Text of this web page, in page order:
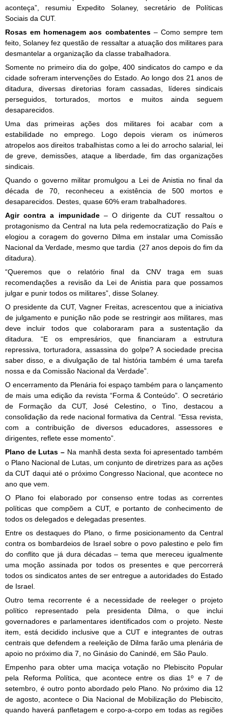
aconteça”, resumiu Expedito Solaney, secretário de Políticas
Sociais da CUT.
Rosas em homenagem aos combatentes– Como sempre tem
feito, Solaney fez questão de ressaltar a atuação dos militares para
desmantelar a organização da classe trabalhadora.
Somente no primeiro dia do golpe, 400 sindicatos do campo e da
cidade sofreram intervenções do Estado. Ao longo dos 21 anos de
ditadura, diversas diretorias foram cassadas, líderes sindicais
perseguidos, torturados, mortos e muitos ainda seguem
desaparecidos.
Uma das primeiras ações dos militares foi acabar com a
estabilidade no emprego. Logo depois vieram os inúmeros
atropelos aos direitos trabalhistas como a lei do arrocho salarial, lei
de greve, demissões, ataque a liberdade, fim das organizações
sindicais.
Quando o governo militar promulgou a Lei de Anistia no final da
década de 70, reconheceu a existência de 500 mortos e
desaparecidos. Destes, quase 60% eram trabalhadores.
Agir contra a impunidade – O dirigente da CUT ressaltou o
protagonismo da Central na luta pela redemocratização do País e
elogiou a coragem do governo Dilma em instalar uma Comissão
Nacional da Verdade, mesmo que tardia (27 anos depois do fim da
ditadura).
“Queremos que o relatório final da CNV traga em suas
recomendações a revisão da Lei de Anistia para que possamos
julgar e punir todos os militares”, disse Solaney.
O presidente da CUT, Vagner Freitas, acrescentou que a iniciativa
de julgamento e punição não pode se restringir aos militares, mas
deve incluir todos que colaboraram para a sustentação da
ditadura. “E os empresários, que financiaram a estrutura
repressiva, torturadora, assassina do golpe? A sociedade precisa
saber disso, e a divulgação de tal história também é uma tarefa
nossa e da Comissão Nacional da Verdade”.
O encerramento da Plenária foi espaço também para o lançamento
de mais uma edição da revista “Forma & Conteúdo”. O secretário
de Formação da CUT, José Celestino, o Tino, destacou a
consolidação da rede nacional formativa da Central. “Essa revista,
com a contribuição de diversos educadores, assessores e
dirigentes, reflete esse momento”.
Plano de Lutas – Na manhã desta sexta foi apresentado também
o Plano Nacional de Lutas, um conjunto de diretrizes para as ações
da CUT daqui até o próximo Congresso Nacional, que acontece no
ano que vem.
O Plano foi elaborado por consenso entre todas as correntes
políticas que compõem a CUT, e portanto de conhecimento de
todos os delegados e delegadas presentes.
Entre os destaques do Plano, o firme posicionamento da Central
contra os bombardeios de Israel sobre o povo palestino e pelo fim
do conflito que já dura décadas – tema que mereceu igualmente
uma moção assinada por todos os presentes e que percorrerá
todos os sindicatos antes de ser entregue a autoridades do Estado
de Israel.
Outro tema recorrente é a necessidade de reeleger o projeto
político representado pela presidenta Dilma, o que inclui
governadores e parlamentares identificados com o projeto. Neste
item, está decidido inclusive que a CUT e integrantes de outras
centrais que defendem a reeleição de Dilma farão uma plenária de
apoio no próximo dia 7, no Ginásio do Canindé, em São Paulo.
Empenho para obter uma maciça votação no Plebiscito Popular
pela Reforma Política, que acontece entre os dias 1º e 7 de
setembro, é outro ponto abordado pelo Plano. No próximo dia 12
de agosto, acontece o Dia Nacional de Mobilização do Plebiscito,
quando haverá panfletagem e corpo-a-corpo em todas as regiões